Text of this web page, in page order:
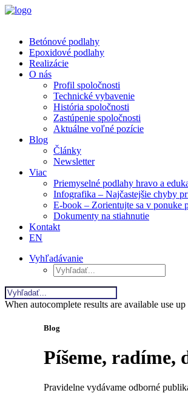
Betónové podlahy
Epoxidové podlahy
Realizácie
O nás
Profil spoločnosti
Technické vybavenie
História spoločnosti
Zastúpenie spoločnosti
Aktuálne voľné pozície
Blog
Články
Newsletter
Viac
Priemyselné podlahy hravo a
Infografika – Najčastejšie chyby
E-book – Zorientujte sa v ponuke
Dokumenty na stiahnutie
Kontakt
EN
Vyhľadávanie
When autocomplete results are available use
Blog
Píšeme, radíme,
Pravidelne vydávame odborné